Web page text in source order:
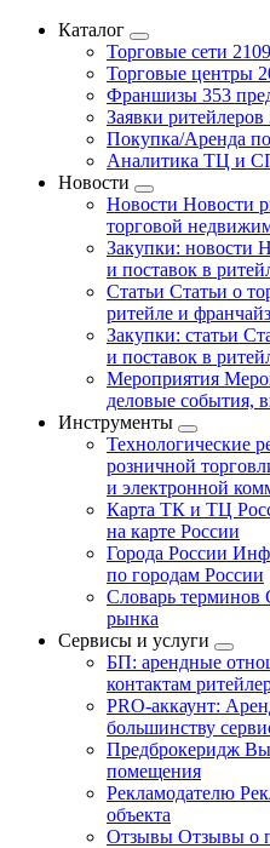
Каталог
Торговые сети
Торговые центры
Франшизы 353
Заявки ритейлеров
Покупка/Аренда
Аналитика ТЦ и
Новости
Новости Новости
торговой
Закупки: новости
и поставок в
Статьи Статьи о
ритейле и
Закупки: статьи
и поставок в
Мероприятия
деловые события,
Инструменты
Технологические
розничной
и электронной
Карта ТК и ТЦ
на карте России
Города России
по городам России
Словарь терминов
рынка
Сервисы и услуги
БП: арендные
контактам
PRO-аккаунт:
большинству
Предброкеридж
помещения
Рекламодателю
объекта
Отзывы Отзывы о